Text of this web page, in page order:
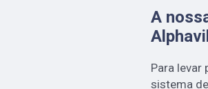
A
Para levar
sistema